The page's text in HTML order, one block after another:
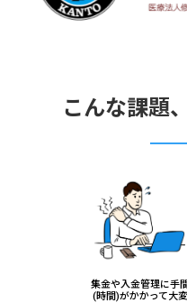
こんな課題
集金や入金管理に手間
(時間)がかかって大変